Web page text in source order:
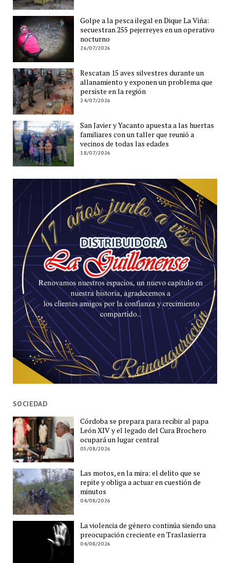
Golpe a la pesca ilegal en Dique La Viña:
secuestran 255 pejerreyes en un operativo
nocturno
26/07/2026
Rescatan 15 aves silvestres durante un
allanamiento y exponen un problema que
persiste en la región
24/07/2026
San Javier y Yacanto apuesta a las huertas
familiares con un taller que reunió a
vecinos de todas las edades
18/07/2026
SOCIEDAD
Córdoba se prepara para recibir al papa
León XIV y el legado del Cura Brochero
ocupará un lugar central
05/08/2026
Las motos, en la mira: el delito que se
repite y obliga a actuar en cuestión de
minutos
04/08/2026
La violencia de género continúa siendo una
preocupación creciente en Traslasierra
04/08/2026